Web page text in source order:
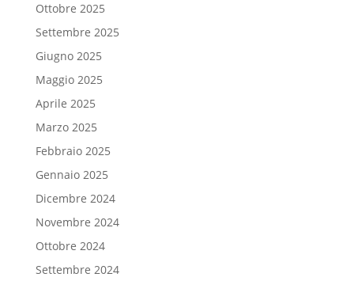
Ottobre 2025
Settembre 2025
Giugno 2025
Maggio 2025
Aprile 2025
Marzo 2025
Febbraio 2025
Gennaio 2025
Dicembre 2024
Novembre 2024
Ottobre 2024
Settembre 2024